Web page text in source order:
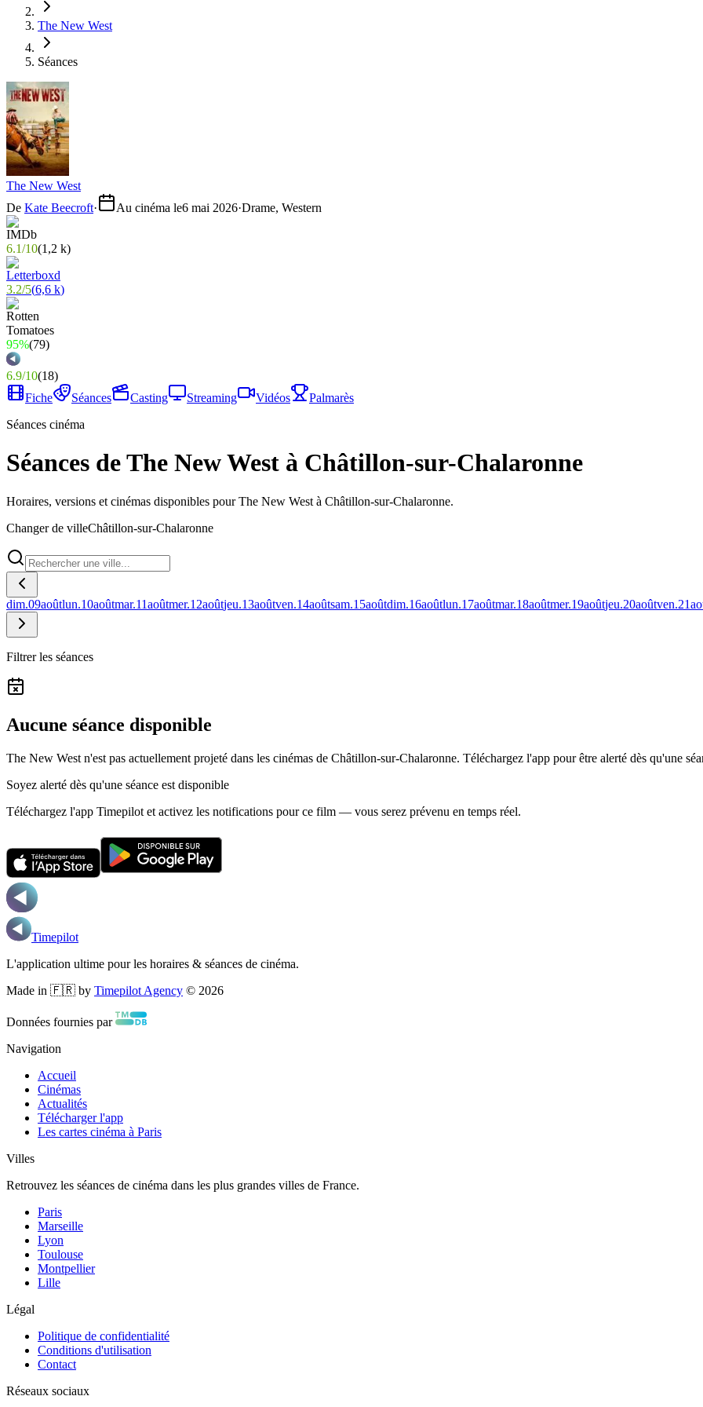
The New West
Séances
The New West
De Kate Beecroft· Au cinéma le6 mai 2026·Drame, Western
6.1/10(1,2 k)
3.2/5(6,6 k)
95%(79)
6.9/10(18)
Fiche
Séances Casting Streaming Vidéos
Palmarès
Séances cinéma
Séances de The New West à Châtillon-sur-Chalaronne
Horaires, versions et cinémas disponibles pour The New West à Châtillon-sur-Chalaronne.
Changer de villeChâtillon-sur-Chalaronne
dim.09aoûtlun.10aoûtmar.11aoûtmer.12aoûtjeu.13aoûtven.14aoûtsam.15aoûtdim.16aoûtlun.17aoûtmar.18aoûtmer.19aoûtjeu.20aoûtven.21
Filtrer les séances
Aucune séance disponible
The New West n'est pas actuellement projeté dans les cinémas de Châtillon-sur-Chalaronne. Téléchargez l'app pour être alerté dès qu'une
Soyez alerté dès qu'une séance est disponible
Téléchargez l'app Timepilot et activez les notifications pour ce film — vous serez prévenu en temps réel.
Timepilot
L'application ultime pour les horaires & séances de cinéma.
Made in 🇫🇷 by Timepilot Agency © 2026
Données fournies par
Navigation
Accueil
Cinémas
Actualités
Télécharger l'app
Les cartes cinéma à Paris
Villes
Retrouvez les séances de cinéma dans les plus grandes villes de France.
Paris
Marseille
Lyon
Toulouse
Montpellier
Lille
Légal
Politique de confidentialité
Conditions d'utilisation
Contact
Réseaux sociaux